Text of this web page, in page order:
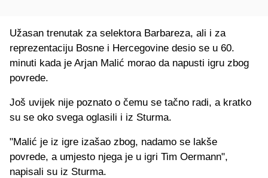
Užasan trenutak za selektora Barbareza, ali i za
reprezentaciju Bosne i Hercegovine desio se u 60.
minuti kada je Arjan Malić morao da napusti igru zbog
povrede.
Još uvijek nije poznato o čemu se tačno radi, a kratko
su se oko svega oglasili i iz Sturma.
"Malić je iz igre izašao zbog, nadamo se lakše
povrede, a umjesto njega je u igri Tim Oermann",
napisali su iz Sturma.